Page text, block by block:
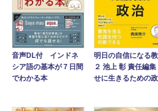
音声DL付 インドネ
シア語の基本が７日間
でわかる本
明日の自信になる
２ 池上 彰 責任編集
せに生きるための